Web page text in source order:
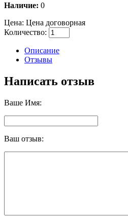
Наличие: 0
Цена: Цена договорная
Количество:
Описание
Отзывы
Написать отзыв
Ваше Имя:
Ваш отзыв: